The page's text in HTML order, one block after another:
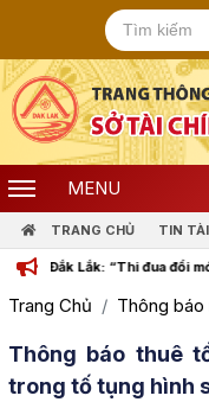
MENU
TRANG CHỦ TIN
Lắk: “Thi đua đổi mới, sáng
Trang Chủ Thông báo
Thông báo thuê
trong tố tụng hình